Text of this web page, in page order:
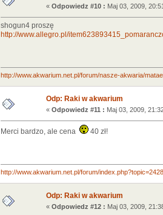
« Odpowiedz #10 : Maj 03, 2009,
shogun4 proszę
http://www.allegro.pl/
http://www.akwarium.net.pl/forum/nasze-akwaria/
Odp: Raki w akwarium
« Odpowiedz #11 : Maj 03, 2009,
Merci bardzo, ale cena 40 zł!
http://www.akwarium.net.pl/forum/
Odp: Raki w akwarium
« Odpowiedz #12 : Maj 03, 2009,